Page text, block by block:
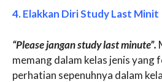
4. Elakkan Diri Study Last Minit
“Please jangan study last minute”.
memang dalam kelas jenis yang
perhatian sepenuhnya dalam